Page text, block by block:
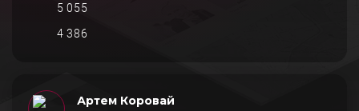
5 055
4 386
Артем Коровай